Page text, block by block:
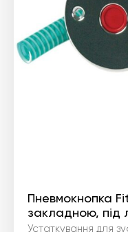
Пневмокнопка
закладною, під
Устаткування для